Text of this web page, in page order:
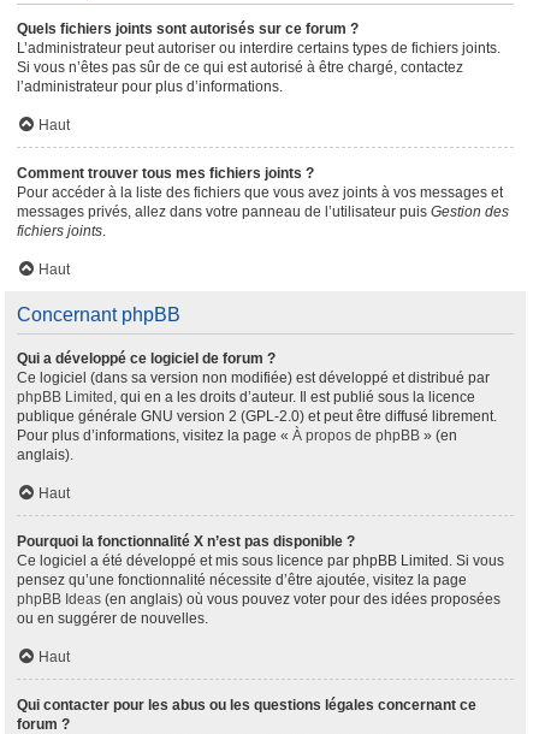
Quels fichiers joints sont autorisés sur ce forum ?
L’administrateur peut autoriser ou interdire certains types de fichiers joints.
Si vous n’êtes pas sûr de ce qui est autorisé à être chargé, contactez
l’administrateur pour plus d’informations.
Haut
Comment trouver tous mes fichiers joints ?
Pour accéder à la liste des fichiers que vous avez joints à vos messages et
messages privés, allez dans votre panneau de l’utilisateur puis Gestion des
fichiers joints.
Haut
Concernant phpBB
Qui a développé ce logiciel de forum ?
Ce logiciel (dans sa version non modifiée) est développé et distribué par
phpBB Limited , qui en a les droits d’auteur. Il est publié sous la licence
publique générale GNU version 2 (GPL-2.0) et peut être diffusé librement.
Pour plus d’informations, visitez la page « À propos de phpBB » (en
anglais).
Haut
Pourquoi la fonctionnalité X n’est pas disponible ?
Ce logiciel a été développé et mis sous licence par phpBB Limited. Si vous
pensez qu’une fonctionnalité nécessite d’être ajoutée, visitez la page
phpBB Ideas (en anglais) où vous pouvez voter pour des idées proposées
ou en suggérer de nouvelles.
Haut
Qui contacter pour les abus ou les questions légales concernant ce
forum ?